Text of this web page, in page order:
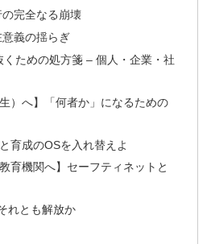
完全なる崩壊
義の揺らぎ
ための処方箋 – 個人・企業・社
）へ】「何者か」になるための
育成のOSを入れ替えよ
育機関へ】セーフティネットと
れとも解放か